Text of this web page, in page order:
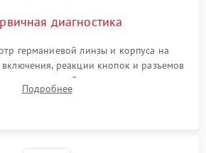
диагностика
германиевой линзы и корпуса на
реакции кнопок и разъемов
тепловой сигнатуры на экран,
функций и считывание системных
Подробнее